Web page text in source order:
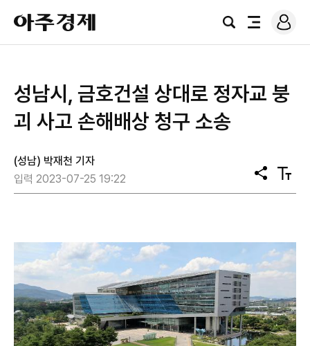
아
주
경
검
전
로
그
성남시, 금호건설 상대로 정자교 붕
괴 사고 손해배상 청구 소송
(성남) 박재천 기자
입력 2023-07-25 19:22
공
유
텍
스